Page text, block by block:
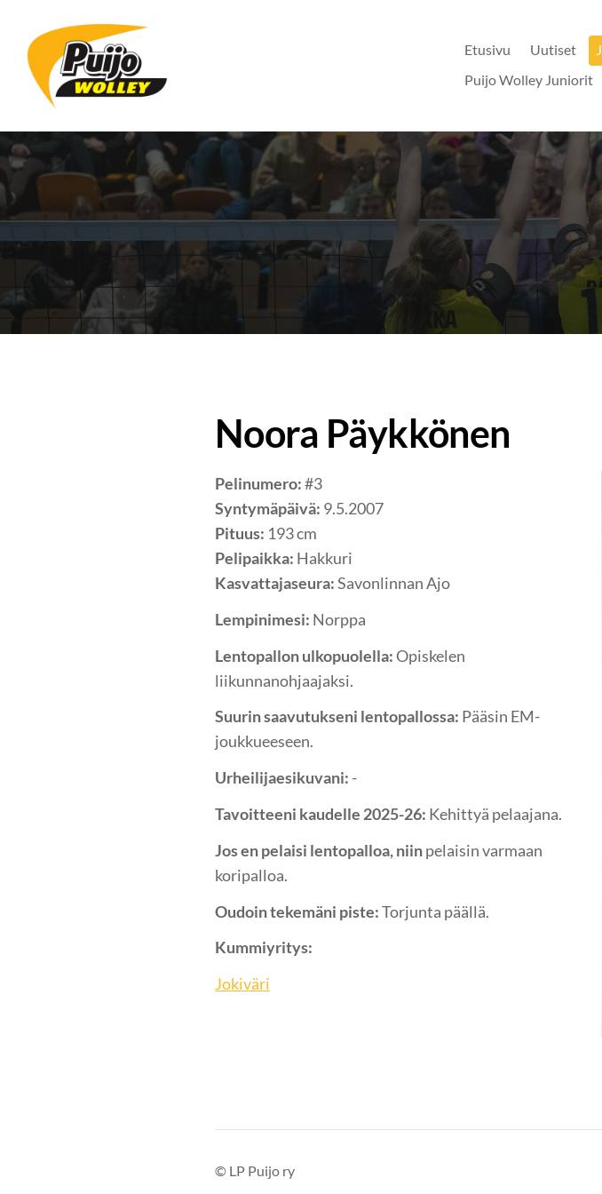
sivun
sisältöön
Sivuston etusivulle
Etusivu Uutiset
Puijo Wolley Juniorit
Noora Päykkönen
Pelinumero:#3
Syntymäpäivä: 9.5.2007
Pituus: 193 cm
Pelipaikka: Hakkuri
Kasvattajaseura:Savonlinnan Ajo
Lempinimesi: Norppa
Lentopallon ulkopuolella:Opiskelen
liikunnanohjaajaksi.
Suurin saavutukseni lentopallossa: Pääsin EM-
joukkueeseen.
Urheilijaesikuvani: -
Tavoitteeni kaudelle 2025-26: Kehittyä pelaajana.
Jos en pelaisi lentopalloa, niinpelaisin varmaan
koripalloa.
Oudoin tekemäni piste:Torjunta päällä.
Kummiyritys:
Jokiväri
© LP Puijo ry